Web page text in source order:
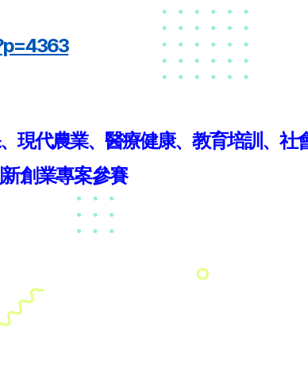
現代農業、醫療健康、教育培訓、
創業專案參賽